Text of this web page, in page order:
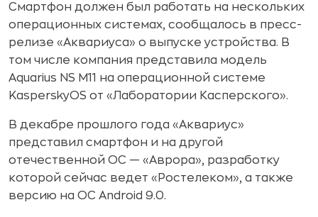
Смартфон должен был работать на нескольких
операционных системах, сообщалось в пресс-
релизе «Аквариуса» о выпуске устройства. В
том числе компания представила модель
Aquarius NS M11 на операционной системе
KasperskyOS от «Лаборатории Касперского».
В декабре прошлого года «Аквариус»
представил смартфон и на другой
отечественной ОС — «Аврора», разработку
которой сейчас ведет «Ростелеком», а также
версию на ОС Android 9.0.